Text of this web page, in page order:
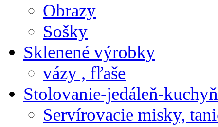
Obrazy
Sošky
Sklenené výrobky
vázy , fľaše
Stolovanie-jedáleň-
Servírovacie misky,